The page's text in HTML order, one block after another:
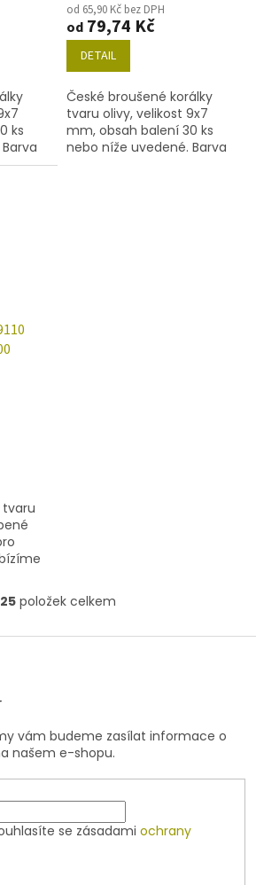
ks
od 65,90 Kč bez DPH
od 79,74 Kč
DETAIL
České broušené korálky
tvaru olivy, velikost 9x7
mm, obsah balení 30 ks
nebo níže uvedené. Barva
tvaru
balení
O
l
p
r
v
v
25položek celkem
vám budeme zasílat informace o
našem e-shopu.
se zásadami ochrany